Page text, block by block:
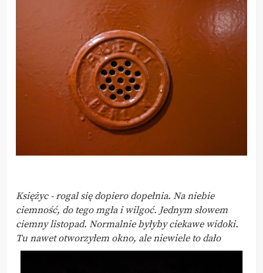
Księżyc - rogal się dopiero dopełnia. Na niebie
ciemność, do tego mgła i wilgoć. Jednym słowem
ciemny listopad. Normalnie byłyby ciekawe widoki.
Tu nawet otworzyłem okno, ale niewiele to dało